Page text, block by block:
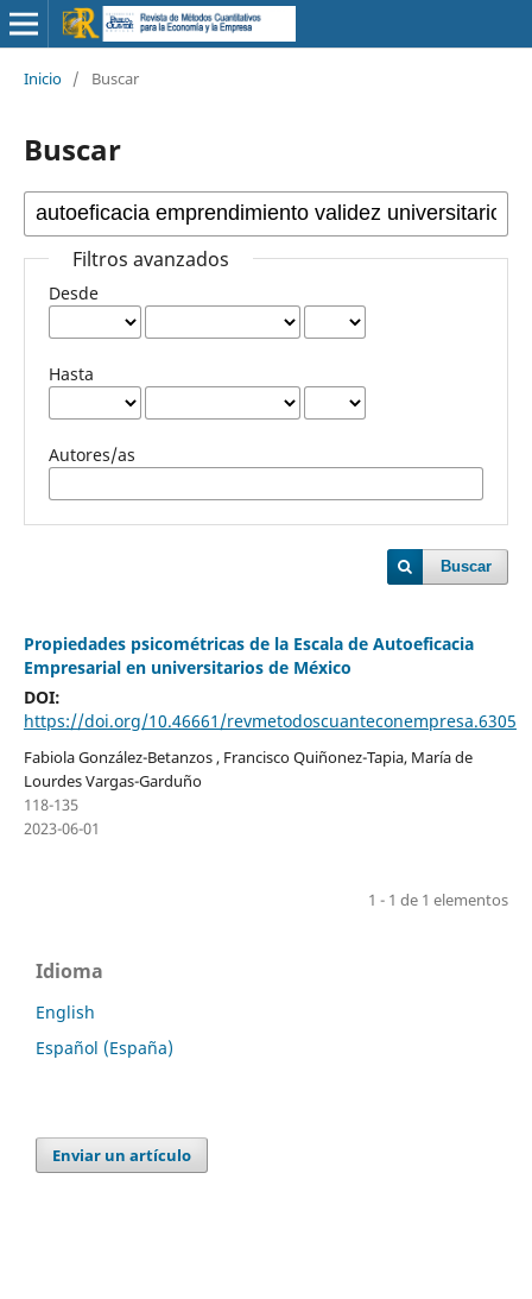
Inicio / Buscar
Buscar
Filtros avanzados
Desde
Hasta
Autores/as
Buscar
Propiedades psicométricas de la Escala de Autoeficacia
Empresarial en universitarios de México
DOI:
https://doi.org/10.46661/revmetodoscuanteconempresa.6305
Fabiola González-Betanzos , Francisco Quiñonez-Tapia, María de
Lourdes Vargas-Garduño
118-135
2023-06-01
1 - 1 de 1 elementos
Idioma
English
Español (España)
Enviar un artículo